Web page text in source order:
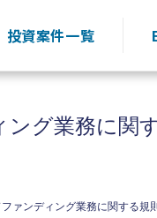
投資案件一覧
グ業務に関
ァンディング業務に関する